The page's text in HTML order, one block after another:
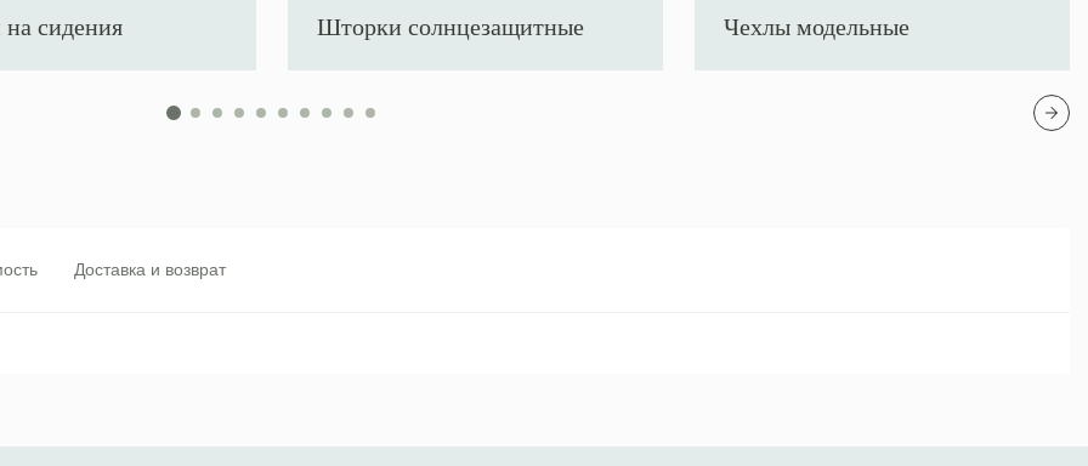
сидения Шторки солнцезащитные Чехлы модельные
Доставка и возврат